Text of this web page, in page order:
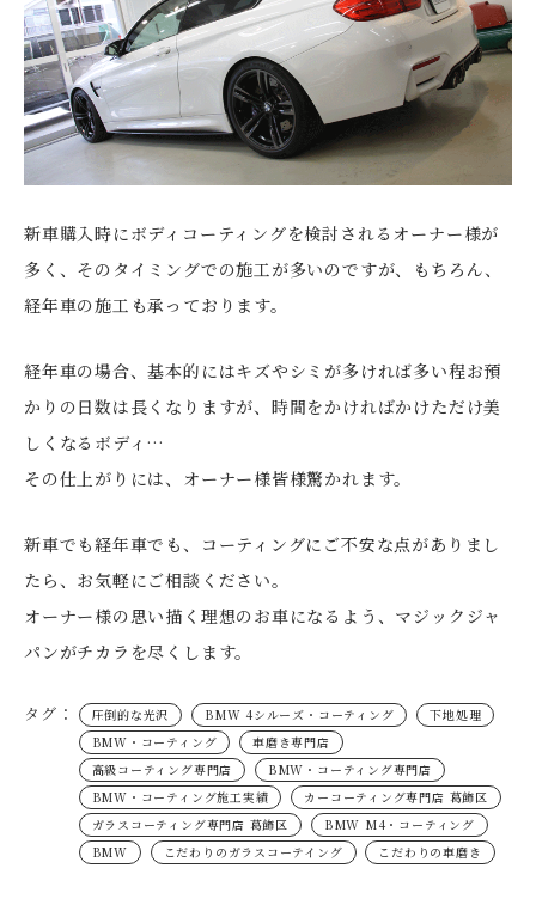
新車購入時にボディコーティングを検討されるオーナー様が
多く、そのタイミングでの施工が多いのですが、もちろん、
経年車の施工も承っております。
経年車の場合、基本的にはキズやシミが多ければ多い程お預
かりの日数は長くなりますが、時間をかければかけただけ美
しくなるボディ…
その仕上がりには、オーナー様皆様驚かれます。
新車でも経年車でも、コーティングにご不安な点がありまし
たら、お気軽にご相談ください。
オーナー様の思い描く理想のお車になるよう、マジックジャ
パンがチカラを尽くします。
タグ： 圧倒的な光沢 BMW 4シルーズ・コーティング
下地処理
BMW・コーティング
車磨き専門店
高級コーティング専門店
BMW・コーティング専門店
BMW・コーティング施工実績
カーコーティング専門店 葛飾区
ガラスコーティング専門店 葛飾区
BMW M4・コーティング
BMW
こだわりのガラスコーテイング こだわりの車磨き